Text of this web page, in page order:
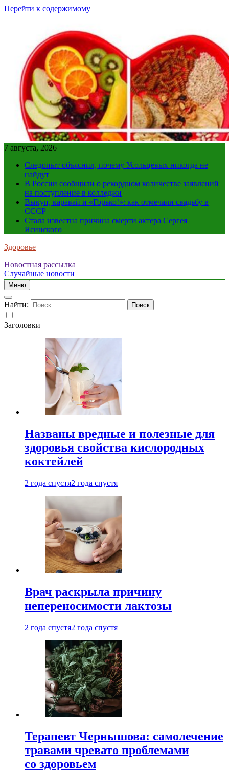
Перейти к содержимому
7 августа, 2026
Следопыт объяснил, почему Усольцевых никогда не
найдут
В России сообщили о рекордном количестве заявлений
на поступление в колледжи
Выкуп, каравай и «Горько!»: как отмечали свадьбу в
СССР
Стала известна причина смерти актера Сергея
Ясинского
Здоровье
Новостная рассылка
Случайные новости
Меню
Найти:
Заголовки
Названы вредные и полезные для
здоровья свойства кислородных
коктейлей
2 года спустя2 года спустя
Врач раскрыла причину
непереносимости лактозы
2 года спустя2 года спустя
Терапевт Чернышова: самолечение
травами чревато проблемами
со здоровьем